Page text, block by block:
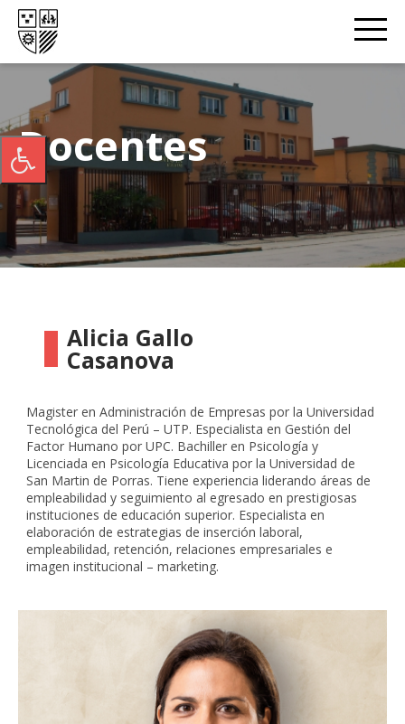
Docentes
Alicia Gallo
Casanova
Magister en Administración de Empresas por la Universidad
Tecnológica del Perú – UTP. Especialista en Gestión del
Factor Humano por UPC. Bachiller en Psicología y
Licenciada en Psicología Educativa por la Universidad de
San Martin de Porras. Tiene experiencia liderando áreas de
empleabilidad y seguimiento al egresado en prestigiosas
instituciones de educación superior. Especialista en
elaboración de estrategias de inserción laboral,
empleabilidad, retención, relaciones empresariales e
imagen institucional – marketing.